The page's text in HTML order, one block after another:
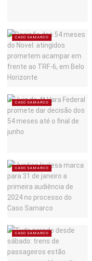
CASO SAMARCO
CASO SAMARCO
CASO SAMARCO
CASO SAMARCO